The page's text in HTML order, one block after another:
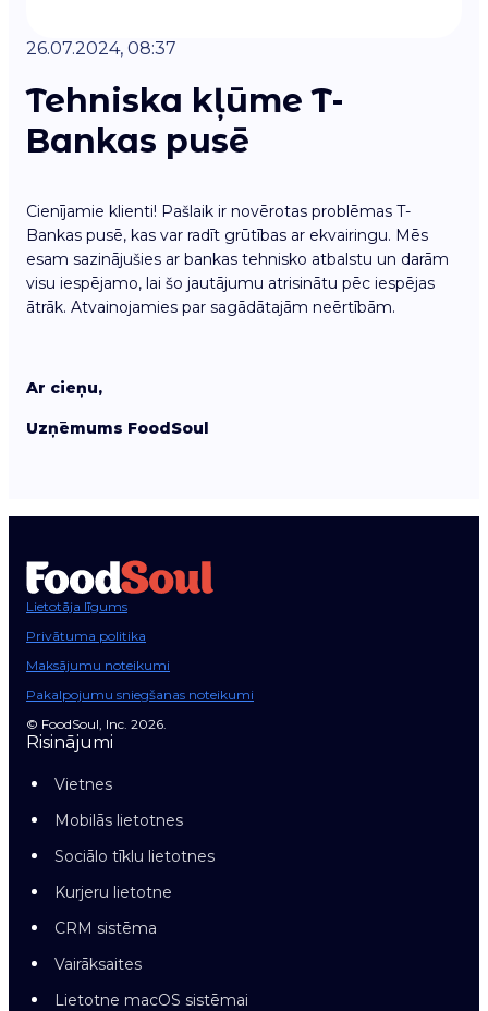
26.07.2024, 08:37
Tehniska kļūme T-
Bankas pusē
Cienījamie klienti! Pašlaik ir novērotas problēmas T-
Bankas pusē, kas var radīt grūtības ar ekvairingu. Mēs
esam sazinājušies ar bankas tehnisko atbalstu un darām
visu iespējamo, lai šo jautājumu atrisinātu pēc iespējas
ātrāk. Atvainojamies par sagādātajām neērtībām.
Ar cieņu,
Uzņēmums FoodSoul
Lietotāja līgums
Privātuma politika
Maksājumu noteikumi
Pakalpojumu sniegšanas noteikumi
© FoodSoul, Inc. 2026.
Risinājumi
Vietnes
Mobilās lietotnes
Sociālo tīklu lietotnes
Kurjeru lietotne
CRM sistēma
Vairāksaites
Lietotne macOS sistēmai